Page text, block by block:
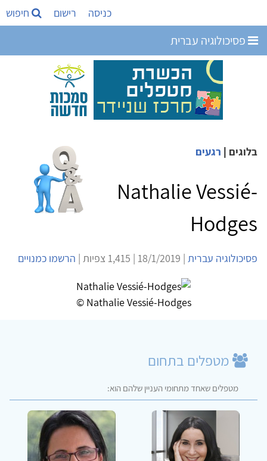
כניסה רישום חיפוש
פסיכולוגיה עברית
בלוגים | רגעים
Nathalie Vessié-
Hodges
פסיכולוגיה עברית | 18/1/2019 | 1,415 צפיות | הרשמו כמנויים
Nathalie Vessié-Hodges ©
מטפלים בתחום
מטפלים שאחד מתחומי העניין שלהם הוא: